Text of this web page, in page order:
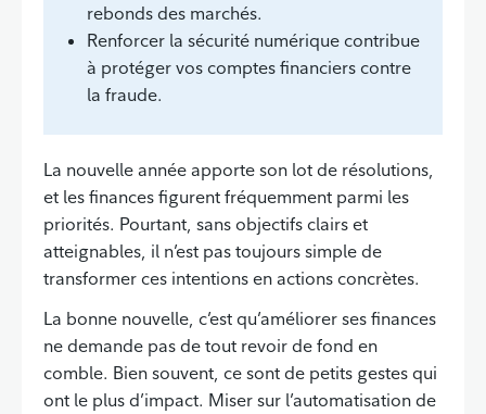
rebonds des marchés.
Renforcer la sécurité numérique contribue
à protéger vos comptes financiers contre
la fraude.
La nouvelle année apporte son lot de résolutions,
et les finances figurent fréquemment parmi les
priorités. Pourtant, sans objectifs clairs et
atteignables, il n’est pas toujours simple de
transformer ces intentions en actions concrètes.
La bonne nouvelle, c’est qu’améliorer ses finances
ne demande pas de tout revoir de fond en
comble. Bien souvent, ce sont de petits gestes qui
ont le plus d’impact. Miser sur l’automatisation de